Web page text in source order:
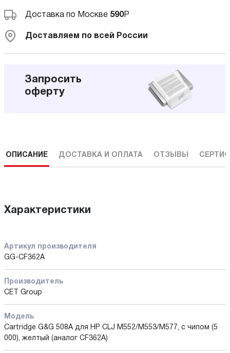
Доставка по Москве 590Р
Доставляем по всей России
Запросить
оферту
ОПИСАНИЕ ДОСТАВКА И ОПЛАТА ОТЗЫВЫ
Характеристики
Артикул производителя
GG-CF362A
Производитель
CET Group
Модель
Cartridge G&G 508A для HP CLJ M552/M553/M577, с чипом (5
000), желтый (аналог CF362A)